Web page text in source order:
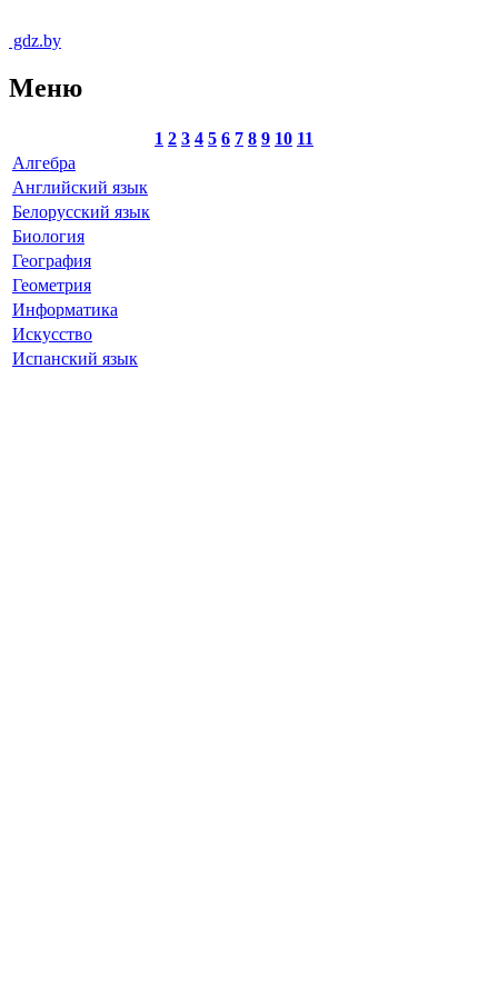
gdz.by
Меню
1 2 3 4 5 6 7 8 9 10 11
Алгебра
Английский язык
Белорусский язык
Биология
География
Геометрия
Информатика
Искусство
Испанский язык